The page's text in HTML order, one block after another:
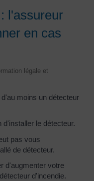
l'assureur
en cas
légale et
moins un détecteur
d'installer le détecteur.
pas vous
de détecteur.
d'augmenter votre
d'incendie.